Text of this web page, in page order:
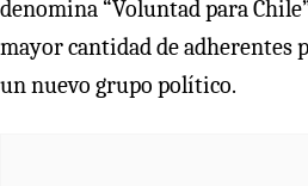
denomina “Voluntad para
mayor cantidad de adherentes
un nuevo grupo político.